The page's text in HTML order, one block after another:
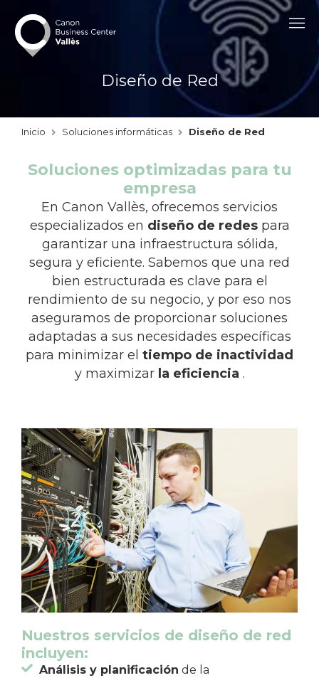
Diseño de Red
Inicio Soluciones informáticas Diseño de Red
Soluciones optimizadas para tu
empresa
En Canon Vallès, ofrecemos servicios
especializados en diseño de redespara
garantizar una infraestructura sólida,
segura y eficiente. Sabemos que una red
bien estructurada es clave para el
rendimiento de su negocio, y por eso nos
aseguramos de proporcionar soluciones
adaptadas a sus necesidades específicas
para minimizar el tiempo de inactividad
y maximizar la eficiencia .
Nuestros servicios de diseño de red
incluyen:
Análisis y planificación de la